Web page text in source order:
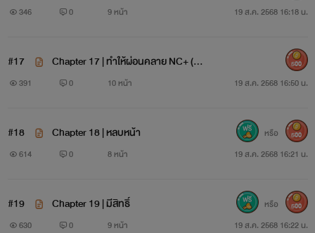
346 0 9 หน้า 19 ส.ค. 2568 16:18 น.
#17
Chapter 17 | ทำให้ผ่อนคลาย NC+ (คอ
มมิค)
391 0 10 หน้า 19 ส.ค. 2568 16:50 น.
500
#18 Chapter 18 | หลบหน้า
614 0 8 หน้า 19 ส.ค. 2568 16:21 น.
หรือ 500
#19 Chapter 19 | มีสิทธิ์
630 0 9 หน้า 19 ส.ค. 2568 16:22 น.
หรือ 500